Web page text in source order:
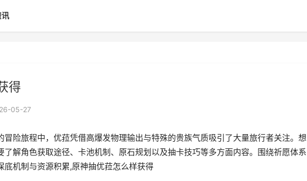
得
05-27
冒险旅程中，优菈凭借高爆发物理输出与特殊的贵族气质吸引了大量旅行者关注。想
了解角色获取途径、卡池机制、原石规划以及抽卡技巧等多方面内容。围绕祈愿体系
底机制与资源积累,原神抽优菈怎么样获得